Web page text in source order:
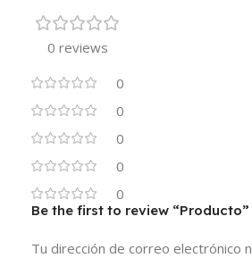
0 reviews
0
0
0
0
0
Be the first to review “Producto”
Tu dirección de correo electrónico